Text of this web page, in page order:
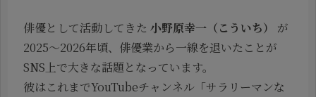
俳優として活動してきた 小野原幸一（こういち）
が
2025～2026年頃、俳優業から一線を退いたことが
SNS上で大きな話題となっています。
彼はこれまでYouTubeチャンネル「サラリーマンな